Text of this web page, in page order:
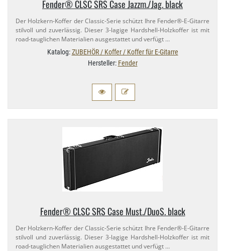
Fender® CLSC SRS Case Jazzm.​/Jag. black
Der Holzkern-​Koffer der Classic-​Serie schützt Ihre Fender®-​E-Gitarre
stilvoll und zuverlässig. Dieser 3-​lagige Hardshell-​Holzkoffer ist mit
road-​tauglichen Materialien ausgestattet und verfügt …
Katalog:ZUBEHÖR / Koffer / Koffer für E-Gitarre
Hersteller: Fender
Fender® CLSC SRS Case Must.​/DuoS. black
Der Holzkern-​Koffer der Classic-​Serie schützt Ihre Fender®-​E-Gitarre
stilvoll und zuverlässig. Dieser 3-​lagige Hardshell-​Holzkoffer ist mit
road-​tauglichen Materialien ausgestattet und verfügt …